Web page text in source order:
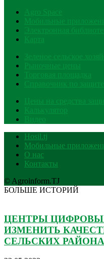
Agro Space
Мобильные
Электронная
Карта
Зеленое сельское
Рыночные цены
Торговая площадка
Справочник по
Цены на средства
Калькулятор
Видео
Hosil.tj
Мобильные
О нас
Контакты
© Agroinform.TJ
БОЛЬШЕ ИСТОРИЙ
ЦЕНТРЫ
ИЗМЕНИТЬ
СЕЛЬСКИХ